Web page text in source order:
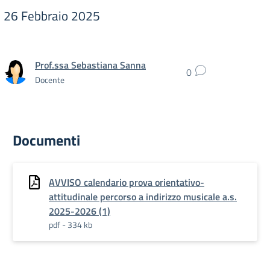
26 Febbraio 2025
Prof.ssa Sebastiana Sanna
Docente 0
Documenti
AVVISO calendario prova orientativo-
attitudinale percorso a indirizzo musicale a.s.
2025-2026 (1)
pdf - 334 kb